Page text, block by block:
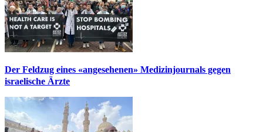
Der Feldzug eines «angesehenen» Medizinjournals gegen
israelische Ärzte